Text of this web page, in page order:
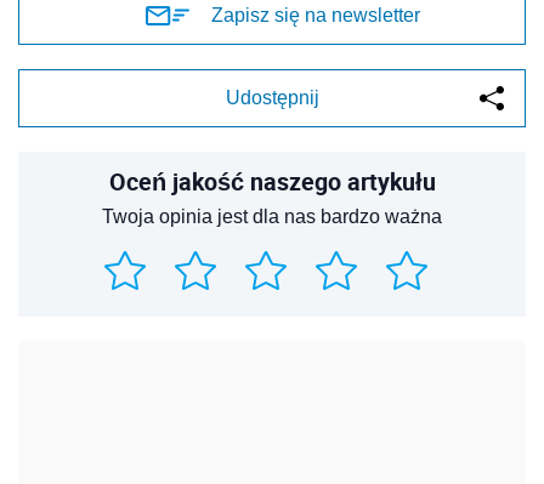
Zapisz się na newsletter
Udostępnij
Oceń jakość naszego artykułu
Twoja opinia jest dla nas bardzo ważna